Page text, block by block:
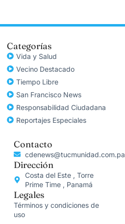
Categorías
Vida y Salud
Vecino Destacado
Tiempo Libre
San Francisco News
Responsabilidad Ciudadana
Reportajes Especiales
Contacto
cdenews@tucmunidad.com.pa
Dirección
Costa del Este , Torre
Prime Time , Panamá
Legales
Términos y condiciones de
uso